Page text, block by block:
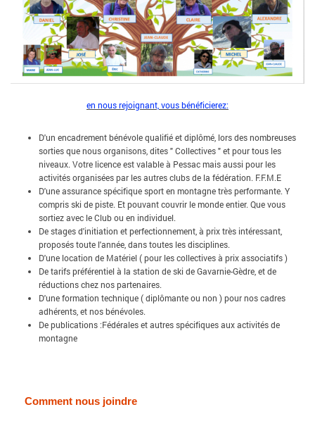
en nous rejoignant, vous bénéficierez:
D'un encadrement bénévole qualifié et diplômé, lors des nombreuses
sorties que nous organisons, dites " Collectives " et pour tous les
niveaux. Votre licence est valable à Pessac mais aussi pour les
activités organisées par les autres clubs de la fédération. F.F.M.E
D'une assurance spécifique sport en montagne très performante. Y
compris ski de piste. Et pouvant couvrir le monde entier. Que vous
sortiez avec le Club ou en individuel.
De stages d'initiation et perfectionnement, à prix très intéressant,
proposés toute l'année, dans toutes les disciplines.
D'une location de Matériel ( pour les collectives à prix associatifs )
De tarifs préférentiel à la station de ski de Gavarnie-Gèdre, et de
réductions chez nos partenaires.
D'une formation technique ( diplômante ou non ) pour nos cadres
adhérents, et nos bénévoles.
De publications :Fédérales et autres spécifiques aux activités de
montagne
Comment nous joindre